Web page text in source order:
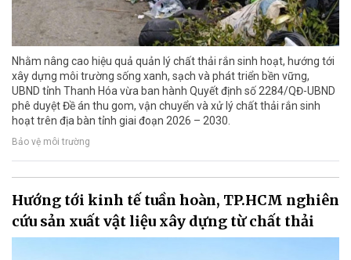
Nhằm nâng cao hiệu quả quản lý chất thải rắn sinh hoạt, hướng tới
xây dựng môi trường sống xanh, sạch và phát triển bền vững,
UBND tỉnh Thanh Hóa vừa ban hành Quyết định số 2284/QĐ-UBND
phê duyệt Đề án thu gom, vận chuyển và xử lý chất thải rắn sinh
hoạt trên địa bàn tỉnh giai đoạn 2026 – 2030.
Bảo vệ môi trường
Hướng tới kinh tế tuần hoàn, TP.HCM nghiên
cứu sản xuất vật liệu xây dựng từ chất thải